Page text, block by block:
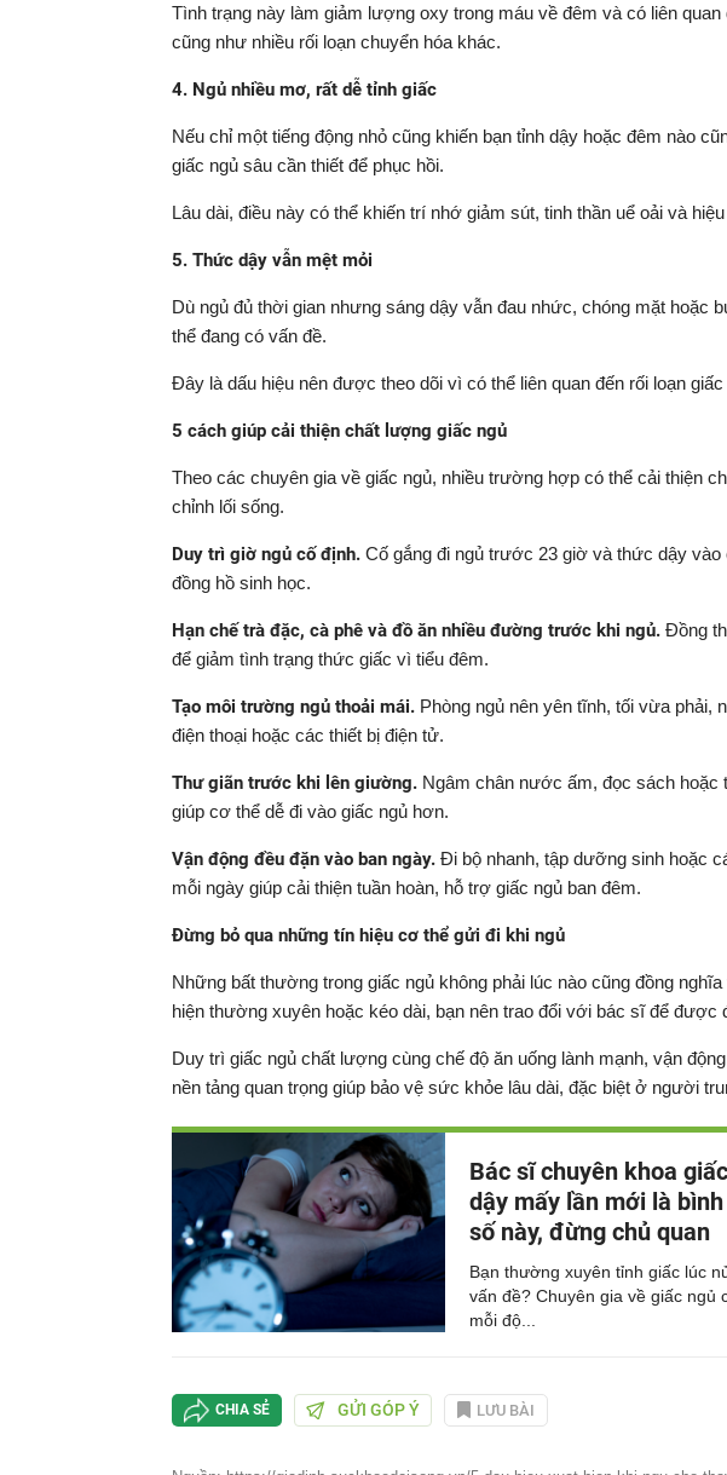
Tình trạng này làm giảm lượng oxy trong máu về đêm và có liên
cũng như nhiều rối loạn chuyển hóa khác.
4. Ngủ nhiều mơ, rất dễ tỉnh giấc
Nếu chỉ một tiếng động nhỏ cũng khiến bạn tỉnh dậy hoặc đêm nào
giấc ngủ sâu cần thiết để phục hồi.
Lâu dài, điều này có thể khiến trí nhớ giảm sút, tinh thần uể oải và
5. Thức dậy vẫn mệt mỏi
Dù ngủ đủ thời gian nhưng sáng dậy vẫn đau nhức, chóng mặt hoặc
thể đang có vấn đề.
Đây là dấu hiệu nên được theo dõi vì có thể liên quan đến rối loạn
5 cách giúp cải thiện chất lượng giấc ngủ
Theo các chuyên gia về giấc ngủ, nhiều trường hợp có thể cải thiện
chỉnh lối sống.
Duy trì giờ ngủ cố định. Cố gắng đi ngủ trước 23 giờ và thức dậy
đồng hồ sinh học.
Hạn chế trà đặc, cà phê và đồ ăn nhiều đường trước khi ngủ. Đồng
để giảm tình trạng thức giấc vì tiểu đêm.
Tạo môi trường ngủ thoải mái. Phòng ngủ nên yên tĩnh, tối vừa phải,
điện thoại hoặc các thiết bị điện tử.
Thư giãn trước khi lên giường. Ngâm chân nước ấm, đọc sách hoặc
giúp cơ thể dễ đi vào giấc ngủ hơn.
Vận động đều đặn vào ban ngày. Đi bộ nhanh, tập dưỡng sinh hoặc
mỗi ngày giúp cải thiện tuần hoàn, hỗ trợ giấc ngủ ban đêm.
Đừng bỏ qua những tín hiệu cơ thể gửi đi khi ngủ
Những bất thường trong giấc ngủ không phải lúc nào cũng đồng
hiện thường xuyên hoặc kéo dài, bạn nên trao đổi với bác sĩ để được
Duy trì giấc ngủ chất lượng cùng chế độ ăn uống lành mạnh, vận
nền tảng quan trọng giúp bảo vệ sức khỏe lâu dài, đặc biệt ở người
Bác sĩ chuyên khoa
dậy mấy lần mới là
số này, đừng chủ quan
Bạn thường xuyên tỉnh giấc lúc
vấn đề? Chuyên gia về giấc
mỗi độ...
CHIA SẺ GỬI GÓP Ý LƯU BÀI